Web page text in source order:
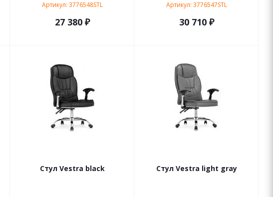
Артикул: 3776548STL
27 380 ₽
Артикул: 3776547STL
30 710 ₽
Стул Vestra black Стул Vestra light gray